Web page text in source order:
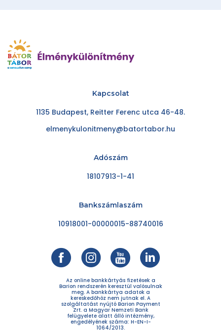
Kapcsolat
1135 Budapest, Reitter Ferenc utca 46-48.
elmenykulonitmeny@batortabor.hu
Adószám
18107913-1-41
Bankszámlaszám
10918001-00000015-88740016
Az online bankkártyás fizetések a
Barion rendszerén keresztül valósulnak
meg. A bankkártya adatok a
kereskedőhöz nem jutnak el. A
szolgáltatást nyújtó Barion Payment
Zrt. a Magyar Nemzeti Bank
felügyelete alatt álló intézmény,
engedélyének száma: H-EN-I-
1064/2013.